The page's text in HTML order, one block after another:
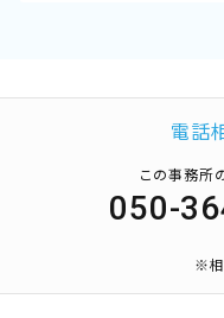
電話
この事務所
050-
※相